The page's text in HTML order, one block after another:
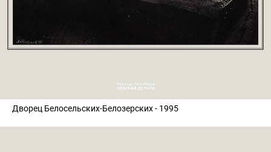
Дворец Белосельских-Белозерских - 1995